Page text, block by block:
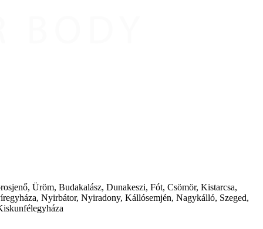
Üröm, Budakalász, Dunakeszi, Fót, Csömör, Kistarcsa,
Nyirbátor, Nyiradony, Kállósemjén, Nagykálló, Szeged,